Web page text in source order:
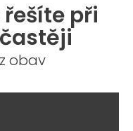
při
obav